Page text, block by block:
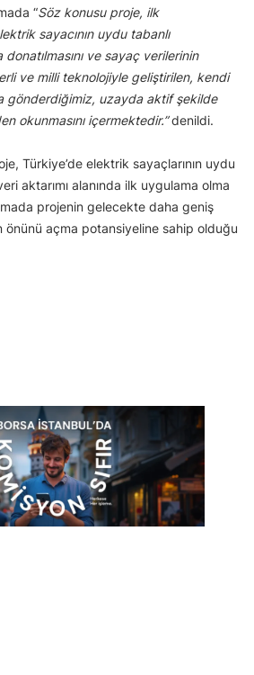
“Söz konusu proje, ilk
sayacının uydu tabanlı
donatılmasını ve sayaç verilerinin
ve milli teknolojiyle geliştirilen, kendi
gönderdiğimiz, uzayda aktif şekilde
okunmasını içermektedir.”denildi.
Türkiye’de elektrik sayaçlarının uydu
aktarımı alanında ilk uygulama olma
projenin gelecekte daha geniş
önünü açma potansiyeline sahip olduğu